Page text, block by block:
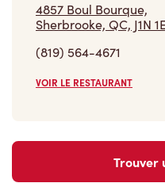
4857 Boul Bourque,
Sherbrooke, QC, J1N
(819) 564-4671
VOIR LE RESTAURANT
Trouver